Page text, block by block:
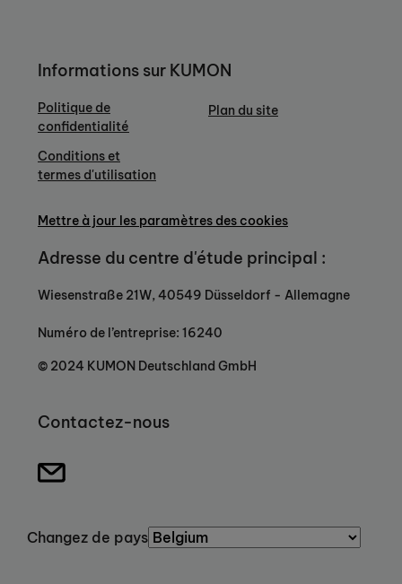
Informations sur KUMON
Politique de
confidentialité
Conditions et
termes d'utilisation
Plan du site
Mettre à jour les paramètres des cookies
Adresse du centre d'étude principal :
Wiesenstraße 21W, 40549 Düsseldorf - Allemagne
Numéro de l’entreprise: 16240
© 2024 KUMON Deutschland GmbH
Contactez-nous
Changez de pays